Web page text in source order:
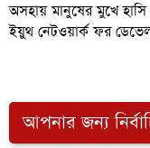
অসহায় মানুষের মুখে
ইয়ুথ নেটওয়ার্ক ফর
আপনার জন্য